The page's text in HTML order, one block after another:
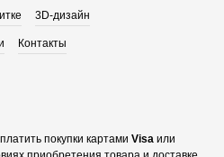
3D-дизайн
Контакты
покупки картами Visa или